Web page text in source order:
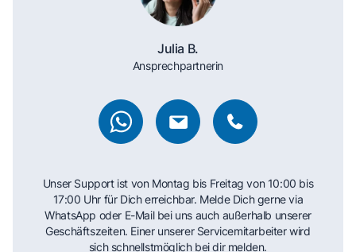
Julia B.
Ansprechpartnerin
Unser Support ist von Montag bis Freitag von 10:00 bis
17:00 Uhr für Dich erreichbar. Melde Dich gerne via
WhatsApp oder E-Mail bei uns auch außerhalb unserer
Geschäftszeiten. Einer unserer Servicemitarbeiter wird
sich schnellstmöglich bei dir melden.